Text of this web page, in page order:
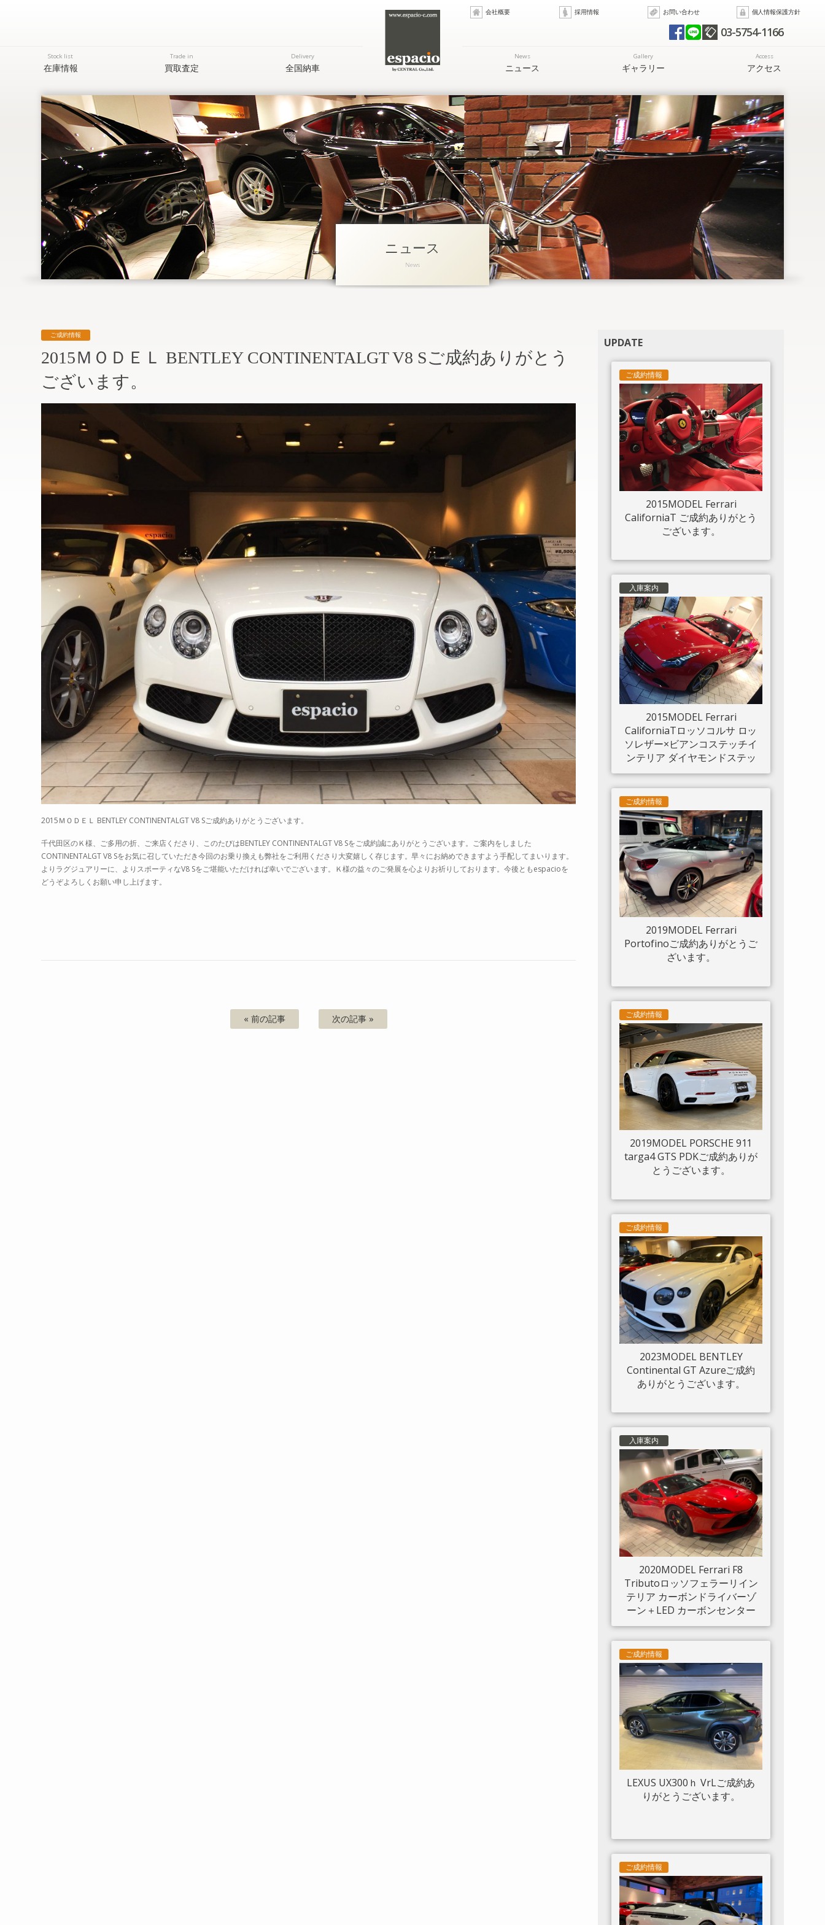
会社概要 採用情報 お問い合わせ 個人情報保護方針
03-5754-1166
Stock list
在庫情報
Trade in
買取査定
Delivery
全国納車
News
ニュース
Gallery
ギャラリー
Access
アクセス
ニュース
News
ご成約情報
2015ＭＯＤＥＬ BENTLEY CONTINENTALGT V8 Sご成約ありがとう
ございます。
2015ＭＯＤＥＬ BENTLEY CONTINENTALGT V8 Sご成約ありがとうございます。
千代田区のＫ様、ご多用の折、ご来店くださり、このたびはBENTLEY CONTINENTALGT V8 Sをご成約誠にありがとうございます。ご案内をしました
CONTINENTALGT V8 Sをお気に召していただき今回のお乗り換えも弊社をご利用くださり大変嬉しく存じます。早々にお納めできますよう手配してまいります。
よりラグジュアリーに、よりスポーティなV8 Sをご堪能いただければ幸いでございます。Ｋ様の益々のご発展を心よりお祈りしております。今後ともespacioを
どうぞよろしくお願い申し上げます。
« 前の記事 次の記事 »
UPDATE
ご成約情報
2015MODEL Ferrari
CaliforniaT ご成約ありがとう
ございます。
入庫案内
2015MODEL Ferrari
CaliforniaTロッソコルサ ロッ
ソレザー×ビアンコステッチイ
ンテリア ダイヤモンドステッ
チシート LED付きカーボンド
ライバーゾーン カーボンセン
タートンネル ダッシュボード
インサートパネル×カーボン ク
ロームフロントグリル S/Fシー
ルド 20“鍛造AW入庫しまし
た。
ご成約情報
2019MODEL Ferrari
Portofinoご成約ありがとうご
ざいます。
ご成約情報
2019MODEL PORSCHE 911
targa4 GTS PDKご成約ありが
とうございます。
ご成約情報
2023MODEL BENTLEY
Continental GT Azureご成約
ありがとうございます。
入庫案内
2020MODEL Ferrari F8
Tributoロッソフェラーリイン
テリア カーボンドライバーゾ
ーン＋LED カーボンセンター
ブリッジ カーボンインナード
アハンドル カーボンリアブー
ツトリム フロントリフト カー
ボンサイドエアスプリッター
カーボンエンジンルーム パッ
センジャーディスプレイ アダ
プティブヘッドライトシステ
ム 入庫しました。
ご成約情報
LEXUS UX300ｈ VrLご成約あ
りがとうございます。
ご成約情報